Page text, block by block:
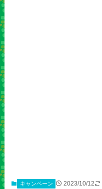
キャンペーン 2023/10/12